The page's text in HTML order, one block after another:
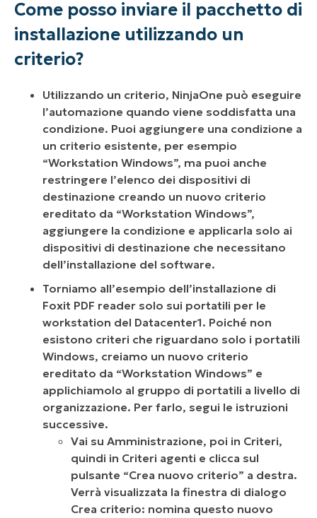
Come posso inviare il pacchetto di
installazione utilizzando un
criterio?
Utilizzando un criterio, NinjaOne può eseguire
l’automazione quando viene soddisfatta una
condizione. Puoi aggiungere una condizione a
un criterio esistente, per esempio
“Workstation Windows”, ma puoi anche
restringere l’elenco dei dispositivi di
destinazione creando un nuovo criterio
ereditato da “Workstation Windows”,
aggiungere la condizione e applicarla solo ai
dispositivi di destinazione che necessitano
dell’installazione del software.
Torniamo all’esempio dell’installazione di
Foxit PDF reader solo sui portatili per le
workstation del Datacenter1. Poiché non
esistono criteri che riguardano solo i portatili
Windows, creiamo un nuovo criterio
ereditato da “Workstation Windows” e
applichiamolo al gruppo di portatili a livello di
organizzazione. Per farlo, segui le istruzioni
successive.
Vai su Amministrazione, poi in Criteri,
quindi in Criteri agenti e clicca sul
pulsante “Crea nuovo criterio” a destra.
Verrà visualizzata la finestra di dialogo
Crea criterio: nomina questo nuovo